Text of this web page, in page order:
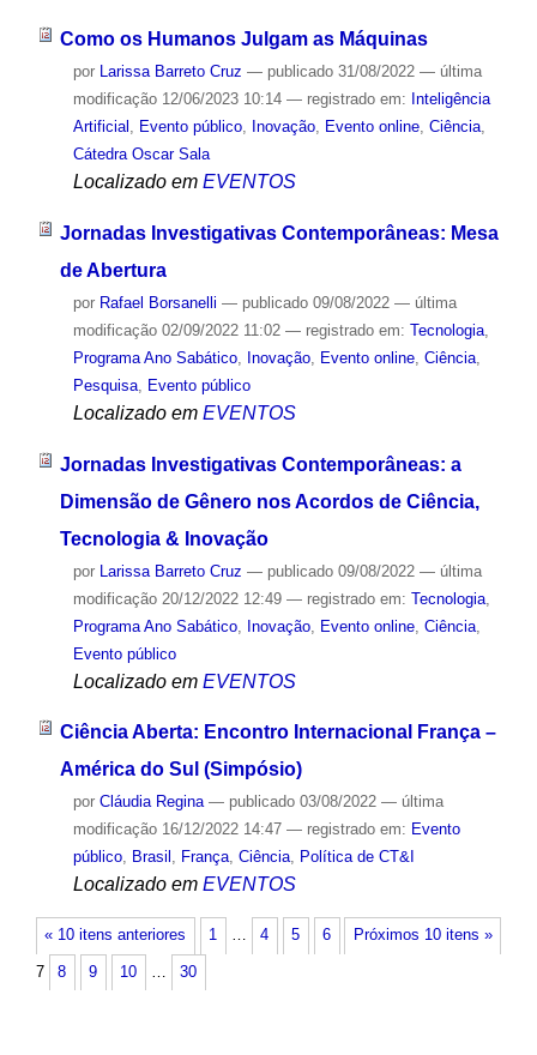
Como os Humanos Julgam as Máquinas
por Larissa Barreto Cruz — publicado31/08/2022 — última
modificação12/06/2023 10:14 — registrado em: Inteligência
Artificial , Evento público, Inovação, Evento online, Ciência,
Cátedra Oscar Sala
Localizado em EVENTOS
Jornadas Investigativas Contemporâneas: Mesa
de Abertura
por Rafael Borsanelli — publicado09/08/2022 — última
modificação02/09/2022 11:02 — registrado em: Tecnologia,
Programa Ano Sabático, Inovação, Evento online, Ciência,
Pesquisa, Evento público
Localizado em EVENTOS
Jornadas Investigativas Contemporâneas: a
Dimensão de Gênero nos Acordos de Ciência,
Tecnologia & Inovação
por Larissa Barreto Cruz — publicado09/08/2022 — última
modificação20/12/2022 12:49 — registrado em: Tecnologia,
Programa Ano Sabático, Inovação, Evento online, Ciência,
Evento público
Localizado em EVENTOS
Ciência Aberta: Encontro Internacional França –
América do Sul (Simpósio)
por Cláudia Regina — publicado03/08/2022 — última
modificação16/12/2022 14:47 — registrado em: Evento
público, Brasil , França, Ciência, Política de CT&I
Localizado em EVENTOS
« 10 itens anteriores Próximos 10 itens »
1 … 4 5 6
7 8 9 10 … 30